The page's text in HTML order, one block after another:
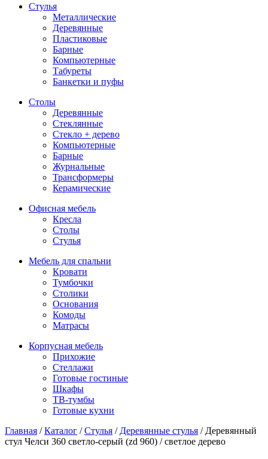
Стулья
Металлические
Деревянные
Пластиковые
Барные
Компьютерные
Табуреты
Банкетки и пуфы
Столы
Деревянные
Стеклянные
Стекло + дерево
Компьютерные
Барные
Журнальные
Трансформеры
Керамические
Офисная мебель
Кресла
Столы
Стулья
Мебель для спальни
Кровати
Тумбочки
Столики
Основания
Комоды
Матрасы
Корпусная мебель
Прихожие
Стеллажи
Готовые гостиные
Шкафы
ТВ-тумбы
Готовые кухни
Главная /Каталог /Стулья / Деревянные стулья / Деревянный
стул Челси 360 светло-серый (zd 960) / светлое дерево